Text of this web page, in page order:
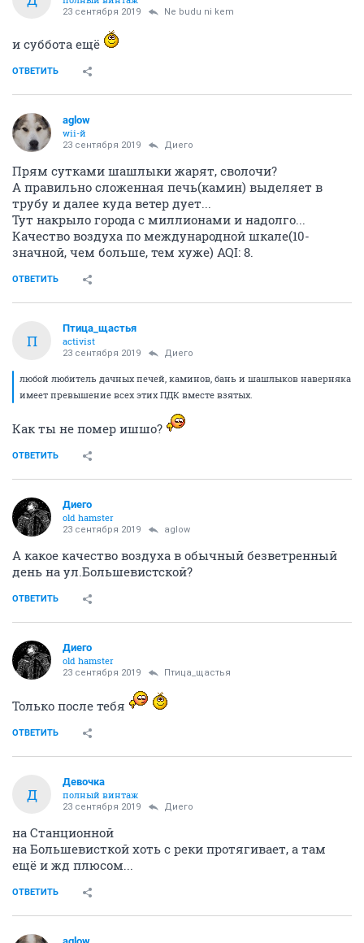
23 сентября 2019 Ne budu ni kem
и суббота ещё
ОТВЕТИТЬ
aglow
wii-й
23 сентября 2019 Диего
Прям сутками шашлыки жарят, сволочи?
А правильно сложенная печь(камин) выделяет в
трубу и далее куда ветер дует...
Тут накрыло города с миллионами и надолго...
Качество воздуха по международной шкале(10-
значной, чем больше, тем хуже) AQI: 8.
ОТВЕТИТЬ
П
Птица_щастья
activist
23 сентября 2019 Диего
любой любитель дачных печей, каминов, бань и шашлыков наверняка
имеет превышение всех этих ПДК вместе взятых.
Как ты не помер ишшо?
ОТВЕТИТЬ
Диего
old hamster
23 сентября 2019 aglow
А какое качество воздуха в обычный безветренный
день на ул.Большевистской?
ОТВЕТИТЬ
Диего
old hamster
23 сентября 2019 Птица_щастья
Только после тебя
ОТВЕТИТЬ
Д
Девочка
полный винтаж
23 сентября 2019 Диего
на Станционной
на Большевисткой хоть с реки протягивает, а там
ещё и жд плюсом...
ОТВЕТИТЬ